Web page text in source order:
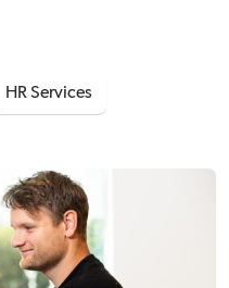
HR Services